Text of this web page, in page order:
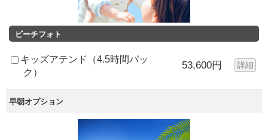
ビーチフォト
キッズアテンド（4.5時間パッ
ク）
53,600円 詳細
早朝オプション